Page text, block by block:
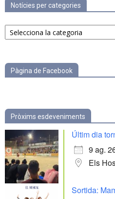
Notícies per categories
Notícies
per
Pàgina de Facebook
Pròxims esdeveniments
Últim dia
9 ag.
Els
Sortida: